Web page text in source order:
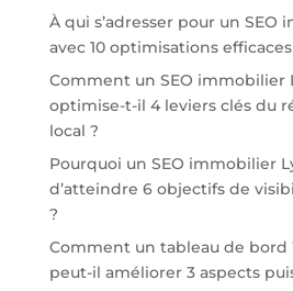
À qui s’adresser pour un SEO
avec 10 optimisations efficaces
Comment un SEO immobilier
optimise-t-il 4 leviers clés du
local ?
Pourquoi un SEO immobilier
d’atteindre 6 objectifs de
?
Comment un tableau de bord
peut-il améliorer 3 aspects